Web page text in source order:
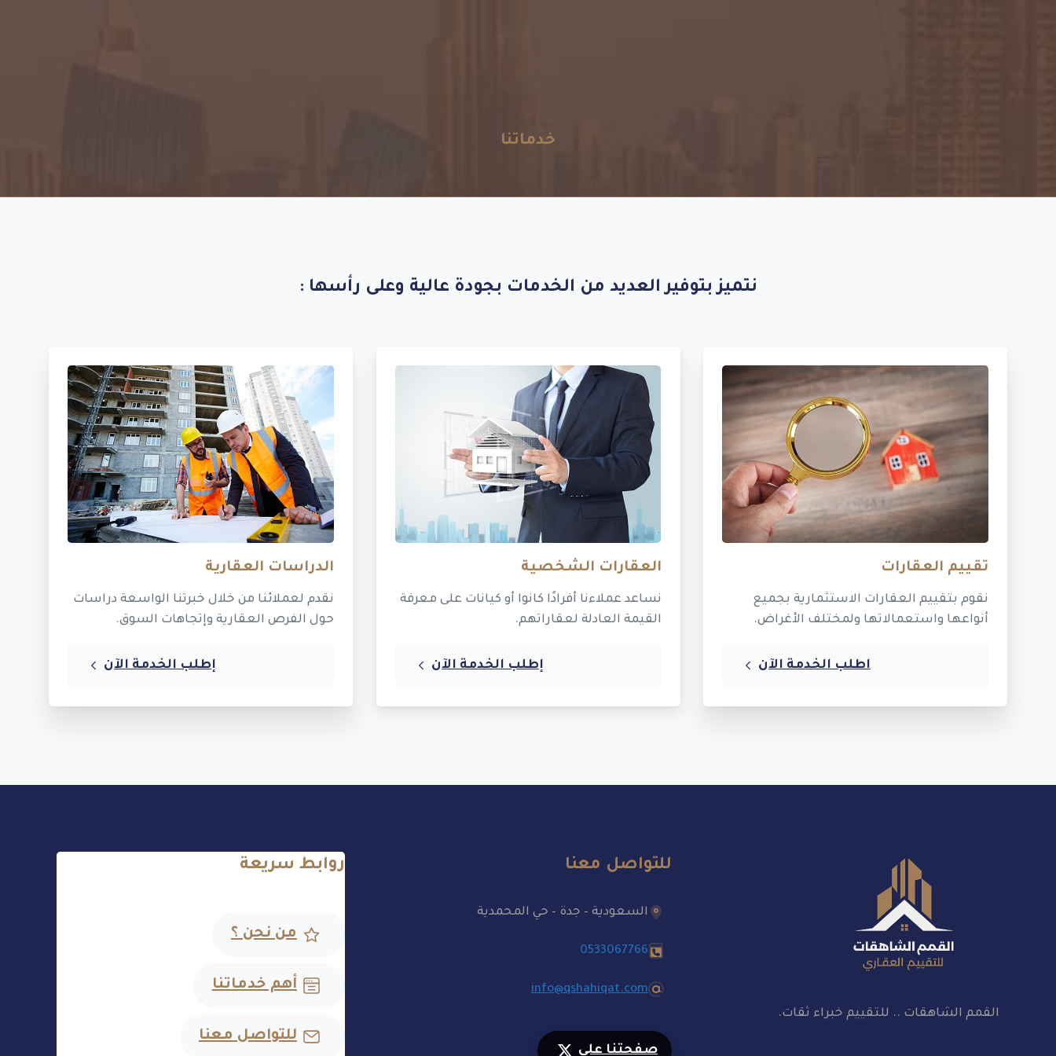
خدماتنا
نتميز بتوفير العديد من الخدمات بجودة عالية وعلى رأسها :
تقييم العقارات
نقوم بتقييم العقارات الاستثمارية بجميع
أنواعها واستعمالاتها ولمختلف الأغراض.
اطلب الخدمة الآن
العقارات الشخصية
نساعد عملاءنا أفرادًا كانوا أو كيانات على معرفة
القيمة العادلة لعقاراتهم.
إطلب الخدمة الآن
الدراسات العقارية
نقدم لعملائنا من خلال خبرتنا الواسعة دراسات
حول الفرص العقارية وإتجاهات السوق.
إطلب الخدمة الآن
القمم الشاهقات .. للتقييم خبراء ثقات.
للتواصل معنا
السعودية – جدة – حي المحمدية
0533067766
info@qshahiqat.com
صفحتنا على
روابط سريعة
من نحن ؟
أهم خدماتنا
للتواصل معنا